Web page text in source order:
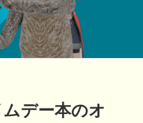
デー本のオ